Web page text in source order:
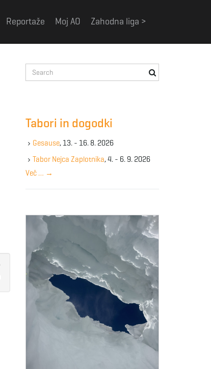
Reportaže Moj AO Zahodna liga >
e
e
y
w
r
Tabori in dogodki
Gesause, 13. - 16. 8. 2026
Tabor Nejca Zaplotnika, 4. - 6. 9. 2026
Več … →